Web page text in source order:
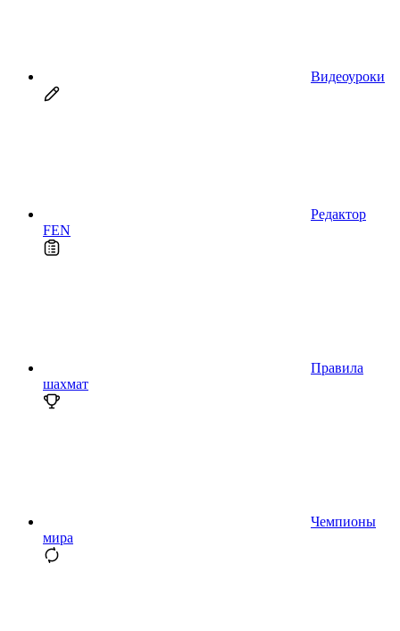
Видеоуроки
Редактор
FEN
Правила
шахмат
Чемпионы
мира